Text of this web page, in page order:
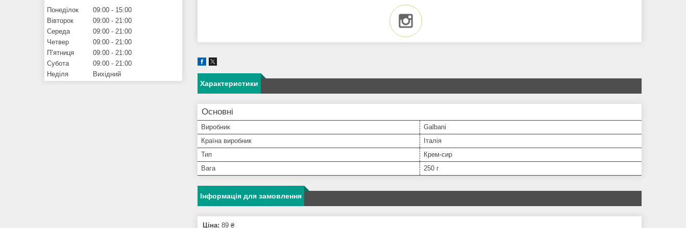
Характеристики
Основні
Виробник
Galbani
Країна виробник
Італія
Тип
Крем-сир
Вага
250 г
Інформація для замовлення
Ціна: 89 ₴
Понеділок 09:00
15:00
Вівторок
09:00
21:00
Середа
09:00
21:00
Четвер
09:00
21:00
Пʼятниця
09:00
21:00
Субота
09:00
21:00
Неділя
Вихідний